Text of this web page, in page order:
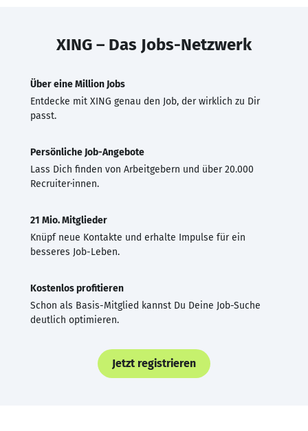
XING – Das Jobs-Netzwerk
Über eine Million Jobs
Entdecke mit XING genau den Job, der wirklich zu Dir
passt.
Persönliche Job-Angebote
Lass Dich finden von Arbeitgebern und über 20.000
Recruiter·innen.
21 Mio. Mitglieder
Knüpf neue Kontakte und erhalte Impulse für ein
besseres Job-Leben.
Kostenlos profitieren
Schon als Basis-Mitglied kannst Du Deine Job-Suche
deutlich optimieren.
Jetzt registrieren